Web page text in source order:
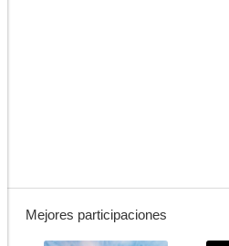
Mejores participaciones